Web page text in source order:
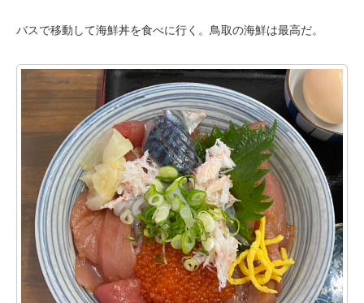
バスで移動して海鮮丼を食べに行く。鳥取の海鮮は最高だ。